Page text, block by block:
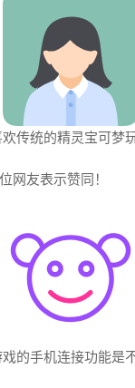
传统的精灵宝可梦
位网友表示赞同！
的手机连接功能是